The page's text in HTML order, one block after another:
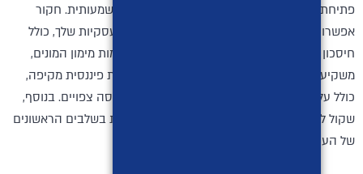
פתיחת עסק חדש דורשת לרוב השקעה כספית משמעותית. חקור
אפשרויות מימון שונות המבוססות על הדרישות העסקיות שלך, כולל
חיסכון אישי, הלוואות ממוסדות פיננסיים, פלטפורמות מימון המונים,
משקיעים מלאכים או משקיעי הון סיכון. הכן תוכנית פיננסית מקיפה,
כולל עלויות הפעלה, דרישות הון חוזר ותזרימי הכנסה צפויים. בנוסף,
שקול ליצור קרן מגירה לכיסוי הוצאות בלתי צפויות בשלבים הראשונים
של העסק שלך.